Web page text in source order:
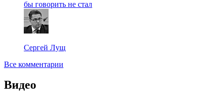
бы говорить не стал
Сергей Лущ
Все комментарии
Видео